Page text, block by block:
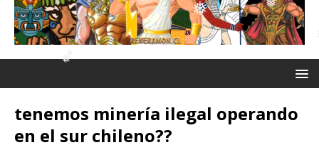
❅
❅
❅
❅
❅
tenemos minería ilegal operando
en el sur chileno??